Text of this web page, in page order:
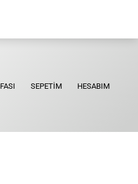
SEPETIM HESABIM